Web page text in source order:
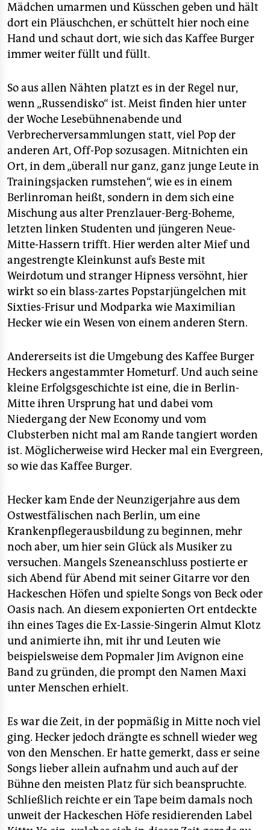
Mädchen umarmen und Küsschen geben und hält
dort ein Pläuschchen, er schüttelt hier noch eine
Hand und schaut dort, wie sich das Kaffee Burger
immer weiter füllt und füllt.
So aus allen Nähten platzt es in der Regel nur,
wenn „Russendisko“ ist. Meist finden hier unter
der Woche Lesebühnenabende und
Verbrecherversammlungen statt, viel Pop der
anderen Art, Off-Pop sozusagen. Mitnichten ein
Ort, in dem „überall nur ganz, ganz junge Leute in
Trainingsjacken rumstehen“, wie es in einem
Berlinroman heißt, sondern in dem sich eine
Mischung aus alter Prenzlauer-Berg-Boheme,
letzten linken Studenten und jüngeren Neue-
Mitte-Hassern trifft. Hier werden alter Mief und
angestrengte Kleinkunst aufs Beste mit
Weirdotum und stranger Hipness versöhnt, hier
wirkt so ein blass-zartes Popstarjüngelchen mit
Sixties-Frisur und Modparka wie Maximilian
Hecker wie ein Wesen von einem anderen Stern.
Andererseits ist die Umgebung des Kaffee Burger
Heckers angestammter Hometurf. Und auch seine
kleine Erfolgsgeschichte ist eine, die in Berlin-
Mitte ihren Ursprung hat und dabei vom
Niedergang der New Economy und vom
Clubsterben nicht mal am Rande tangiert worden
ist. Möglicherweise wird Hecker mal ein Evergreen,
so wie das Kaffee Burger.
Hecker kam Ende der Neunzigerjahre aus dem
Ostwestfälischen nach Berlin, um eine
Krankenpflegerausbildung zu beginnen, mehr
noch aber, um hier sein Glück als Musiker zu
versuchen. Mangels Szeneanschluss postierte er
sich Abend für Abend mit seiner Gitarre vor den
Hackeschen Höfen und spielte Songs von Beck oder
Oasis nach. An diesem exponierten Ort entdeckte
ihn eines Tages die Ex-Lassie-Singerin Almut Klotz
und animierte ihn, mit ihr und Leuten wie
beispielsweise dem Popmaler Jim Avignon eine
Band zu gründen, die prompt den Namen Maxi
unter Menschen erhielt.
Es war die Zeit, in der popmäßig in Mitte noch viel
ging. Hecker jedoch drängte es schnell wieder weg
von den Menschen. Er hatte gemerkt, dass er seine
Songs lieber allein aufnahm und auch auf der
Bühne den meisten Platz für sich beanspruchte.
Schließlich reichte er ein Tape beim damals noch
unweit der Hackeschen Höfe residierenden Label